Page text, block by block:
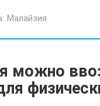
Малайзия
можно